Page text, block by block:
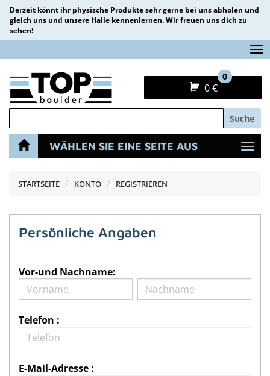
Derzeit könnt ihr physische Produkte sehr gerne bei uns abholen und
gleich uns und unsere Halle kennenlernen. Wir freuen uns dich zu
sehen!
0 €
0
Suche
WÄHLEN SIE EINE SEITE AUS
STARTSEITE KONTO REGISTRIEREN
Persönliche Angaben
Vor-und Nachname:
Telefon :
E-Mail-Adresse :